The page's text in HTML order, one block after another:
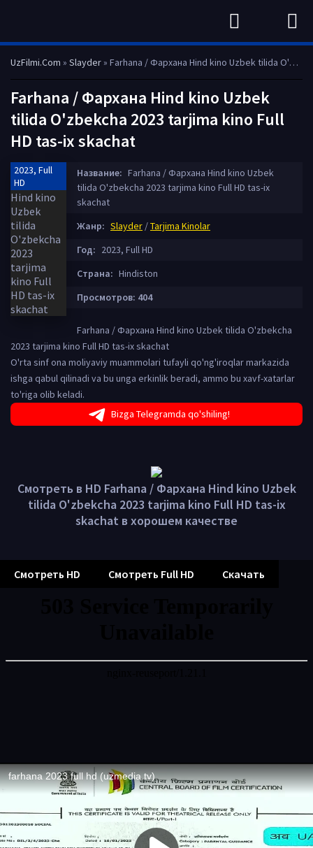
UzFilmi.Com » Slayder» Farhana / Фархана Hind kino Uzbek tilida O'zbekcha 2023 tarjima kino Full HD tas-ix skachat
Farhana / Фархана Hind kino Uzbek
tilida O'zbekcha 2023 tarjima kino Full
HD tas-ix skachat
2023, Full
HD
Название: Farhana / Фархана Hind kino Uzbek
tilida O'zbekcha 2023 tarjima kino Full HD tas-ix
skachat
Жанр: Slayder /Tarjima Kinolar
Год: 2023, Full HD
Страна: Hindiston
Просмотров: 404
Farhana / Фархана Hind kino Uzbek tilida O'zbekcha
2023 tarjima kino Full HD tas-ix skachat
O'rta sinf ona moliyaviy muammolari tufayli qo'ng'iroqlar markazida
ishga qabul qilinadi va bu unga erkinlik beradi, ammo bu xavf-xatarlar
to'riga olib keladi.
Bizga Telegramda qo'shiling!
Смотреть в HD Farhana / Фархана Hind kino Uzbek
tilida O'zbekcha 2023 tarjima kino Full HD tas-ix
skachat в хорошем качестве
Смотреть HD Смотреть Full HD Скачать